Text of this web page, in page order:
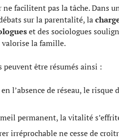
facilitent pas la tâche. Dans
sur la parentalité, la
et des sociologues
la famille.
être résumés ainsi :
l’absence de réseau, le risque
permanent, la vitalité
irréprochable ne cesse de